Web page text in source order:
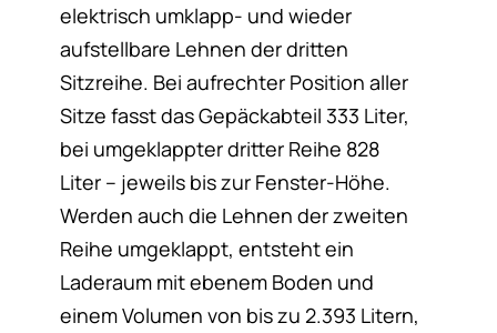
elektrisch umklapp- und wieder
aufstellbare Lehnen der dritten
Sitzreihe. Bei aufrechter Position aller
Sitze fasst das Gepäckabteil 333 Liter,
bei umgeklappter dritter Reihe 828
Liter – jeweils bis zur Fenster-Höhe.
Werden auch die Lehnen der zweiten
Reihe umgeklappt, entsteht ein
Laderaum mit ebenem Boden und
einem Volumen von bis zu 2.393 Litern,